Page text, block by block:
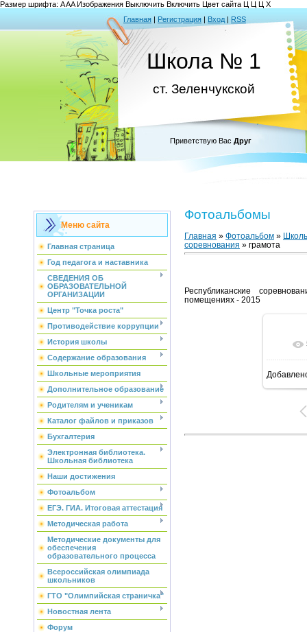
Размер шрифта: AAAИзображения Выключить Включить Цвет сайта Ц Ц Ц Х
Главная | Регистрация | Вход | RSS
Школа № 1
ст. Зеленчукской
Приветствую Вас Друг
Меню сайта
Главная страница
Год педагога и наставника
СВЕДЕНИЯ ОБ
ОБРАЗОВАТЕЛЬНОЙ
ОРГАНИЗАЦИИ
Центр "Точка роста"
Противодействие коррупции
История школы
Содержание образования
Школьные мероприятия
Дополнительное образование
Родителям и ученикам
Каталог файлов и приказов
Бухгалтерия
Электронная библиотека.
Школьная библиотека
Наши достижения
Фотоальбом
ЕГЭ. ГИА. Итоговая аттестация
Методическая работа
Методические документы для
обеспечения
образовательного процесса
Всероссийская олимпиада
школьников
ГТО "Олимпийская страничка"
Новостная лента
Форум
Фотоальбомы
Главная » Фотоальбом »
соревнования » грамота
Республиканские
помещениях - 2015